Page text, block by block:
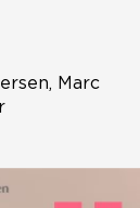
Marc